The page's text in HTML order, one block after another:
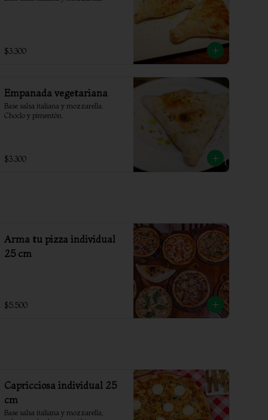
$3.300
Empanada vegetariana
Base salsa italiana y mozzarella.
Choclo y pimentón.
$3.300
Arma tu pizza individual
25 cm
$5.500
Capricciosa individual 25
cm
Base salsa italiana y mozzarella,